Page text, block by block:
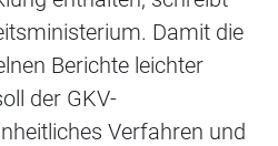
Damit die
Berichte leichter
der GKV-
Verfahren und